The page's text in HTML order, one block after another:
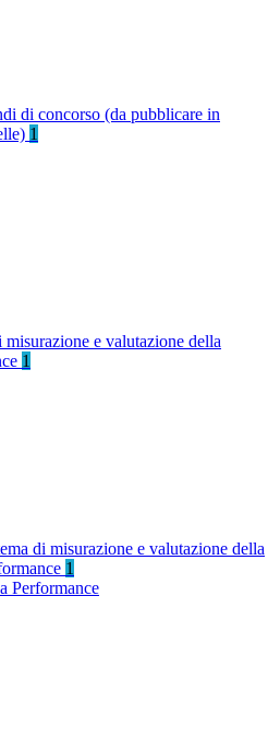
di concorso (da pubblicare in
1
misurazione e valutazione della
1
di misurazione e valutazione della
1
Performance